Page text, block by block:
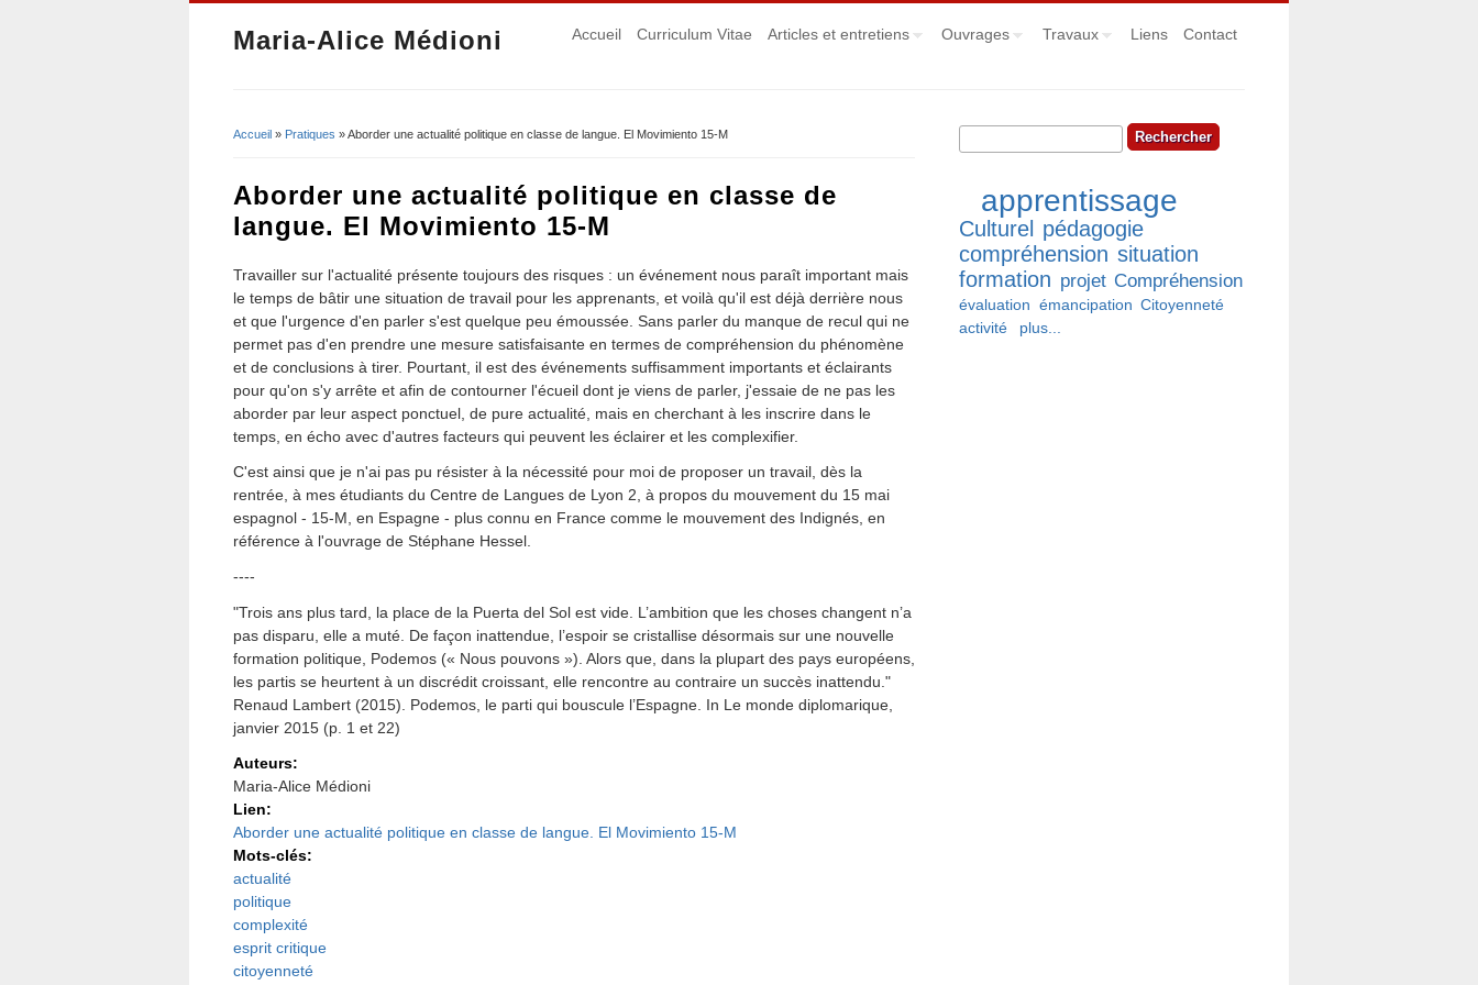
Maria-Alice Médioni Accueil Curriculum Vitae Articles et entretiens Ouvrages Travaux Liens Contact
Accueil » Pratiques » Aborder une actualité politique en classe de langue. El Movimiento 15-M
Aborder une actualité politique en classe de
langue. El Movimiento 15-M
Travailler sur l'actualité présente toujours des risques : un événement nous paraît important mais
le temps de bâtir une situation de travail pour les apprenants, et voilà qu'il est déjà derrière nous
et que l'urgence d'en parler s'est quelque peu émoussée. Sans parler du manque de recul qui ne
permet pas d'en prendre une mesure satisfaisante en termes de compréhension du phénomène
et de conclusions à tirer. Pourtant, il est des événements suffisamment importants et éclairants
pour qu'on s'y arrête et afin de contourner l'écueil dont je viens de parler, j'essaie de ne pas les
aborder par leur aspect ponctuel, de pure actualité, mais en cherchant à les inscrire dans le
temps, en écho avec d'autres facteurs qui peuvent les éclairer et les complexifier.
C'est ainsi que je n'ai pas pu résister à la nécessité pour moi de proposer un travail, dès la
rentrée, à mes étudiants du Centre de Langues de Lyon 2, à propos du mouvement du 15 mai
espagnol - 15-M, en Espagne - plus connu en France comme le mouvement des Indignés, en
référence à l'ouvrage de Stéphane Hessel.
----
"Trois ans plus tard, la place de la Puerta del Sol est vide. L’ambition que les choses changent n’a
pas disparu, elle a muté. De façon inattendue, l’espoir se cristallise désormais sur une nouvelle
formation politique, Podemos (« Nous pouvons »). Alors que, dans la plupart des pays européens,
les partis se heurtent à un discrédit croissant, elle rencontre au contraire un succès inattendu."
Renaud Lambert (2015). Podemos, le parti qui bouscule l’Espagne. In Le monde diplomarique,
janvier 2015 (p. 1 et 22)
Auteurs:
Maria-Alice Médioni
Lien:
Aborder une actualité politique en classe de langue. El Movimiento 15-M
Mots-clés:
actualité
politique
complexité
esprit critique
citoyenneté
Formulaire de recherche
Rechercher
apprentissage
Culturel pédagogie
compréhension situation
formation projet Compréhension
évaluation émancipation Citoyenneté
activité
plus...